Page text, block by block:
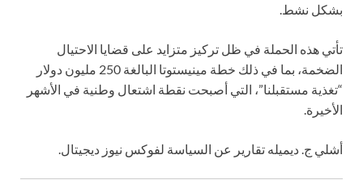
بشكل نشط.
تأتي هذه الحملة في ظل تركيز متزايد على قضايا الاحتيال
الضخمة، بما في ذلك خطة مينيستوتا البالغة 250 مليون دولار
“تغذية مستقبلنا”، التي أصبحت نقطة اشتعال وطنية في الأشهر
الأخيرة.
أشلي ج. ديميله تقارير عن السياسة لفوكس نيوز ديجيتال.